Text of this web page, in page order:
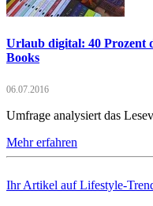
Urlaub digital: 40 Prozent
Books
06.07.2016
Umfrage analysiert das
Mehr erfahren
Ihr Artikel auf Lifestyle-